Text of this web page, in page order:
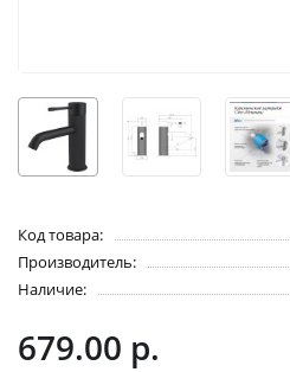
Код товара:
Производитель:
Наличие:
679.00 р.